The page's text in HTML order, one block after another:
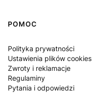
Linki w stopce
POMOC
Polityka prywatności
Ustawienia plików cookies
Zwroty i reklamacje
Regulaminy
Pytania i odpowiedzi